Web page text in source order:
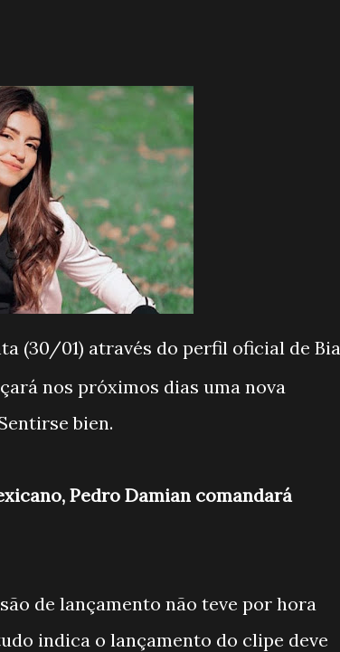
(30/01) através do perfil oficial de Bia
nos próximos dias uma nova
bien.
Pedro Damian comandará
de lançamento não teve por hora
indica o lançamento do clipe deve